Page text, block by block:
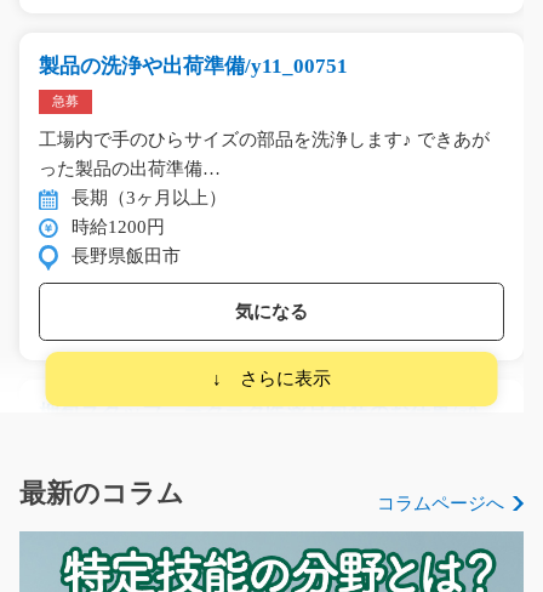
製品の洗浄や出荷準備/y11_00751
急募
工場内で手のひらサイズの部品を洗浄します♪ できあが
った製品の出荷準備…
長期（3ヶ月以上）
時給1200円
長野県飯田市
気になる
梱包スタッフ ラクラク医薬品包装のお仕事/g05_
夜勤無しの交代制◎商品や入れ物をセットするだけ！医
長期（3ヶ月以上）
時給1350円
最新のコラム コラムページへ